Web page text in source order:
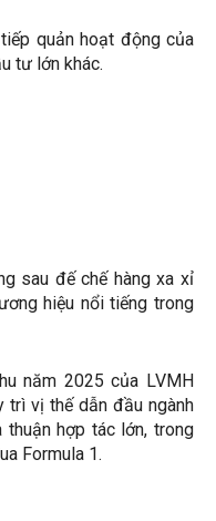
quản hoạt động của
tư lớn khác.
sau đế chế hàng xa xỉ
hiệu nổi tiếng trong
năm 2025 của LVMH
trì vị thế dẫn đầu ngành
hợp tác lớn, trong
Formula 1.